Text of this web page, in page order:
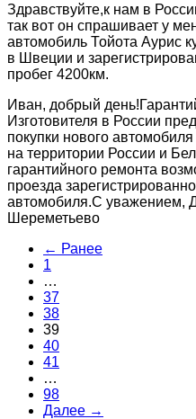
Здравствуйте,к нам в
так вот он спрашивает у
автомобиль Тойота Аурис
в Швеции и
пробег 4200км.
Иван, добрый
Изготовителя в России
покупки нового
на территории России и
гарантийного ремонта
проезда
автомобиля.С уважением,
Шереметьево
← Ранее
1
…
37
38
39
40
41
…
98
Далее →